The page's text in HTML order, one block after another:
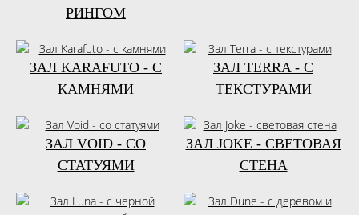
РИНГОМ
ЗАЛ KARAFUTO - С
КАМНЯМИ
ЗАЛ TERRA - С
ТЕКСТУРАМИ
ЗАЛ VOID - СО
СТАТУЯМИ
ЗАЛ JOKE - СВЕТОВАЯ
СТЕНА